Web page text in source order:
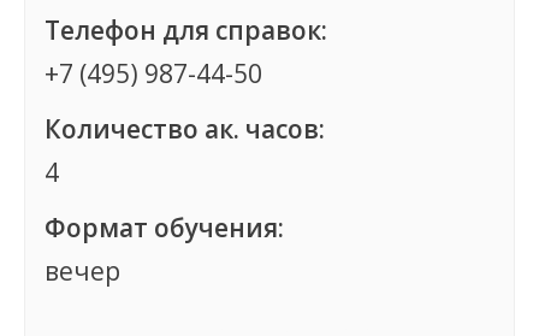
Телефон для справок:
+7 (495) 987-44-50
Количество ак. часов:
4
Формат обучения:
вечер